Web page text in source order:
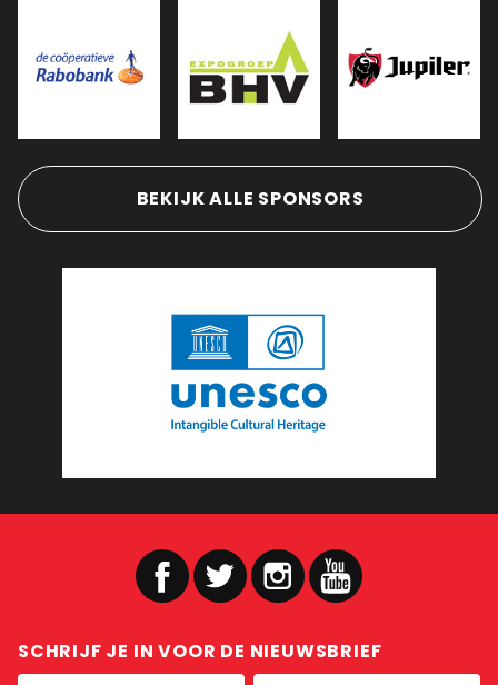
BEKIJK ALLE SPONSORS
SCHRIJF JE IN VOOR DE NIEUWSBRIEF